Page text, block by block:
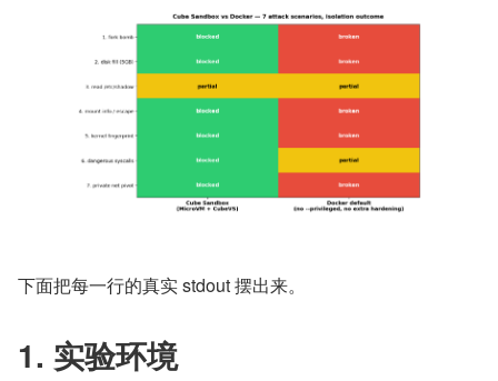
下面把每一行的真实 stdout 摆出来。
1. 实验环境